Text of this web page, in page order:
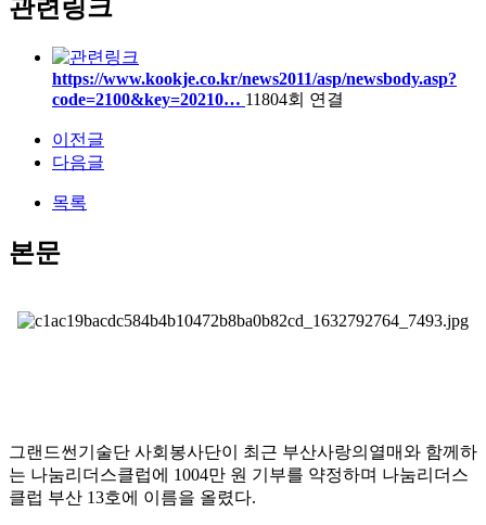
관련링크
https://www.kookje.co.kr/news2011/asp/newsbody.asp?
code=2100&key=20210… 11804회 연결
이전글
다음글
목록
본문
그랜드썬기술단 사회봉사단이 최근 부산사랑의열매와 함께하
는 나눔리더스클럽에 1004만 원 기부를 약정하며 나눔리더스
클럽 부산 13호에 이름을 올렸다.